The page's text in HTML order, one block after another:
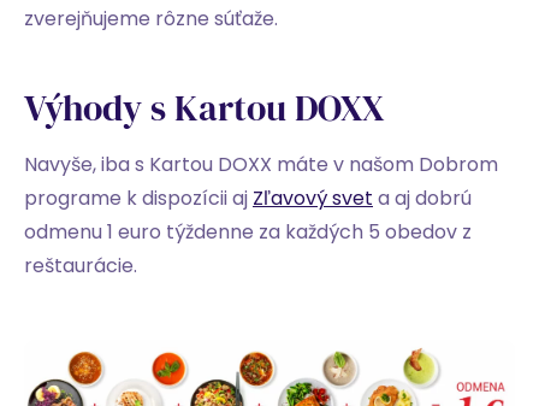
zverejňujeme rôzne súťaže.
Výhody s Kartou DOXX
Navyše, iba s Kartou DOXX máte v našom Dobrom
programe k dispozícii aj Zľavový svet a aj dobrú
odmenu 1 euro týždenne za každých 5 obedov z
reštaurácie.